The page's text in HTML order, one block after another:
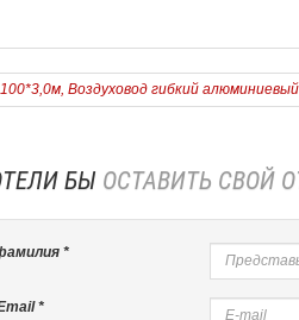
Воздуховод гибкий
БЫ ОСТАВИТЬ СВОЙ
*
*